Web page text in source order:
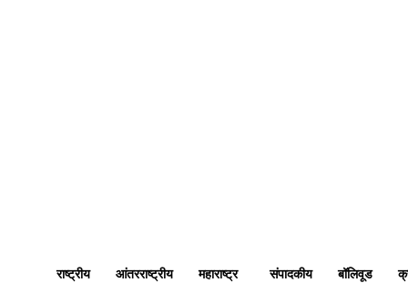
राष्ट्रीय आंतरराष्ट्रीय महाराष्ट्र संपादकीय बॉलिवूड